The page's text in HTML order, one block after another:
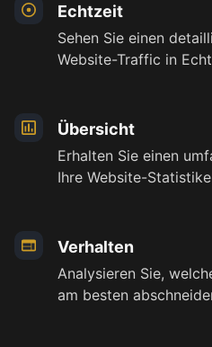
Echtzeit
Sehen Sie einen
Website-Traffic in
Übersicht
Erhalten Sie einen
Ihre Website-
Verhalten
Analysieren Sie,
am besten